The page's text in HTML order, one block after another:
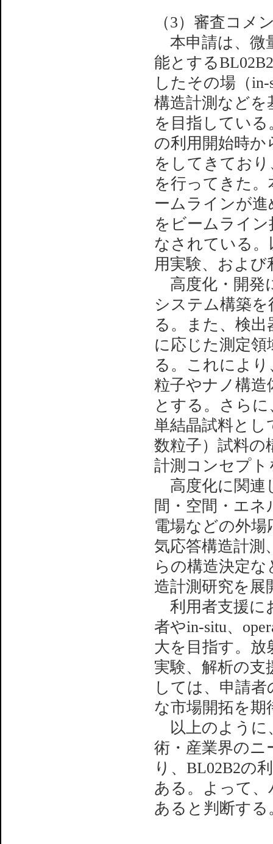
（3）審査コメ
本申請は、微
能とする
したその場（in-
構造計測などを
を目指してい
の利用開始時か
をしてきてお
を行ってきた
ームラインが進
をビームライ
なされている。
用実験、および
高度化・開発
システム構築を
る。また、検
に応じた測定
る。これによ
粒子やナノ構造
とする。さら
単結晶試料とし
数粒子）試料の
計測コンセプ
高度化に関連
間・空間・エ
電場などの外場
気応答構造計測
らの構造決定
造計測研究を展
利用者支援に
者やin-situ、
大を目指す。放
実験、解析の支
しては、申請
な市場開拓を期
以上のように
術・産業界のニ
り、BL02B2の
ある。よって
あると判断する